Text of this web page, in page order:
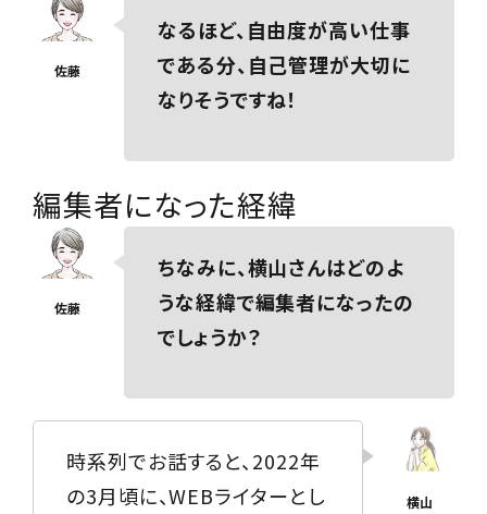
なるほど、自由度が高い仕事
である分、自己管理が大切に
なりそうですね！
編集者になった経緯
ちなみに、横山さんはどのよ
うな経緯で編集者になったの
でしょうか？
時系列でお話すると、2022年
の3月頃に、WEBライターとし